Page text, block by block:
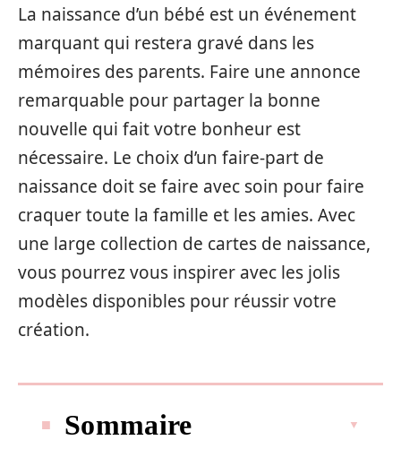
La naissance d’un bébé est un événement
marquant qui restera gravé dans les
mémoires des parents. Faire une annonce
remarquable pour partager la bonne
nouvelle qui fait votre bonheur est
nécessaire. Le choix d’un faire-part de
naissance doit se faire avec soin pour faire
craquer toute la famille et les amies. Avec
une large collection de cartes de naissance,
vous pourrez vous inspirer avec les jolis
modèles disponibles pour réussir votre
création.
Sommaire